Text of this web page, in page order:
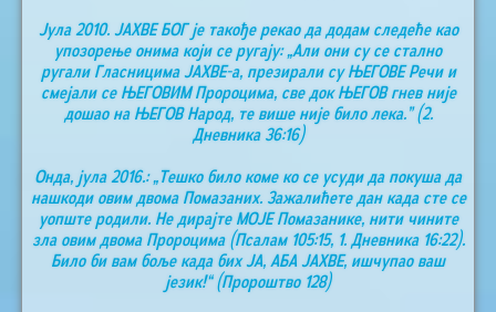
Јула 2010. ЈАХВЕ БОГ је такође рекао да додам следеће као
упозорење онима који се ругају: „Али они су се стално
ругали Гласницима ЈАХВЕ-а, презирали су ЊЕГОВЕ Речи и
смејали се ЊЕГОВИМ Пророцима, све док ЊЕГОВ гнев није
дошао на ЊЕГОВ Народ, те више није било лека.” (2.
Дневника 36:16)
Онда, јула 2016.: „Тешко било коме ко се усуди да покуша да
нашкоди овим двома Помазаних. Зажалићете дан када сте се
уопште родили. Не дирајте МОЈЕ Помазанике, нити чините
зла овим двома Пророцима (Псалам 105:15, 1. Дневника 16:22).
Било би вам боље када бих ЈА, АБА ЈАХВЕ, ишчупао ваш
језик!“ (Пророштво 128)